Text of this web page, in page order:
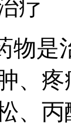
疗
物
、
、